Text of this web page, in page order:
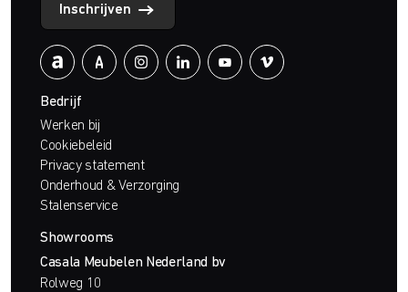
Inschrijven
Bedrijf
Werken bij
Cookiebeleid
Privacy statement
Onderhoud & Verzorging
Stalenservice
Showrooms
Casala Meubelen Nederland bv
Rolweg 10